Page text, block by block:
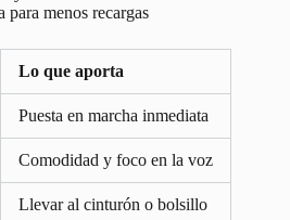
menos recargas
Lo que aporta
Puesta en marcha inmediata
Comodidad y foco en la voz
Llevar al cinturón o bolsillo